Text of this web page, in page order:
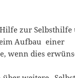
zur Selbsthilfe
Aufbau einer
wenn dies